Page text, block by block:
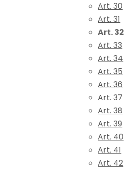
Art. 30
Art. 31
Art. 32
Art. 33
Art. 34
Art. 35
Art. 36
Art. 37
Art. 38
Art. 39
Art. 40
Art. 41
Art. 42